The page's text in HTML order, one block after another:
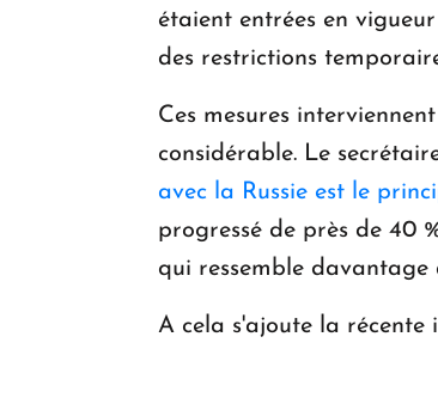
étaient entrées en
des restrictions
Ces mesures
considérable. Le
avec la Russie est le
progressé de près de 40
qui ressemble
A cela s'ajoute la